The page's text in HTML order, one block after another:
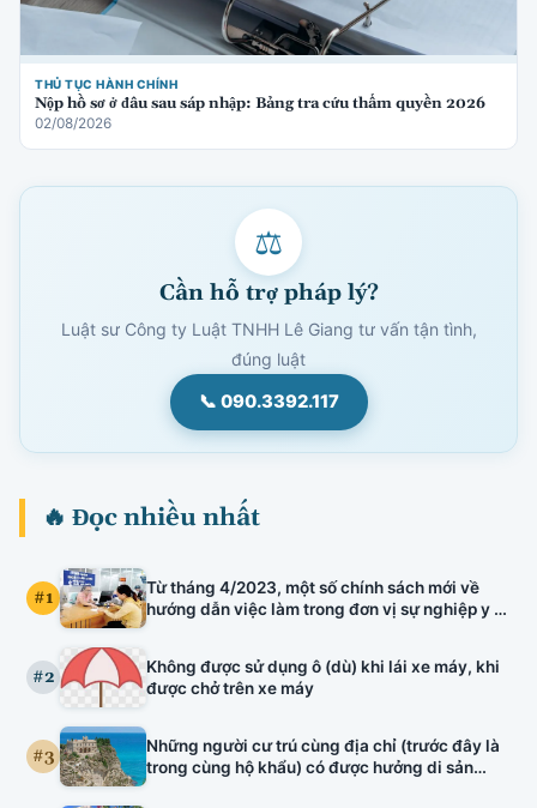
THỦ TỤC HÀNH CHÍNH
Nộp hồ sơ ở đâu sau sáp nhập: Bảng tra cứu thẩm quyền 2026
02/08/2026
⚖
Cần hỗ trợ pháp lý?
Luật sư Công ty Luật TNHH Lê Giang tư vấn tận tình,
đúng luật
📞 090.3392.117
🔥 Đọc nhiều nhất
#1
Từ tháng 4/2023, một số chính sách mới về
hướng dẫn việc làm trong đơn vị sự nghiệp y tế
tuyên truyền viên văn hóa, bảo lãnh nhà ở hình
thành trong tương lai, đấu thầu thuốc có hiệu
#2
Không được sử dụng ô (dù) khi lái xe máy, khi
được chở trên xe máy
#3
Những người cư trú cùng địa chỉ (trước đây là
trong cùng hộ khẩu) có được hưởng di sản